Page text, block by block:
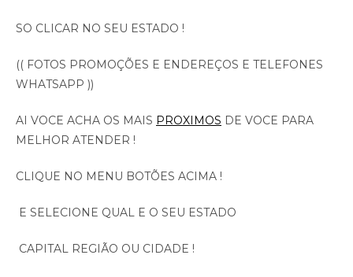
SO CLICAR NO SEU ESTADO !
(( FOTOS PROMOÇÕES E ENDEREÇOS E TELEFONES
WHATSAPP ))
AI VOCE ACHA OS MAIS PROXIMOS DE VOCE PARA
MELHOR ATENDER !
CLIQUE NO MENU BOTÕES ACIMA !
E SELECIONE QUAL E O SEU ESTADO
CAPITAL REGIÃO OU CIDADE !